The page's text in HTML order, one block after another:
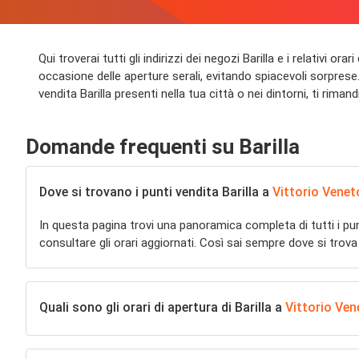
Qui troverai tutti gli indirizzi dei negozi Barilla e i relativi
occasione delle aperture serali, evitando spiacevoli
vendita Barilla presenti nella tua città o nei dintorni, ti
Domande frequenti su Barilla
Dove si trovano i punti vendita Barilla a Vittorio
In questa pagina trovi una panoramica completa di tutti i
consultare gli orari aggiornati. Così sai sempre dove si
Quali sono gli orari di apertura di Barilla a Vittorio